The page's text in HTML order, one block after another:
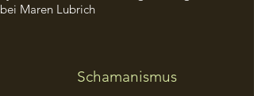
bei Maren Lubrich
Schamanismus